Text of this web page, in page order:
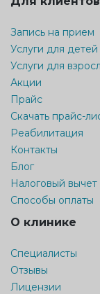
Запись на прием
Услуги для детей
Услуги для
Акции
Прайс
Скачать прайс-
Реабилитация
Контакты
Блог
Налоговый вычет
Способы оплаты
О клинике
Специалисты
Отзывы
Лицензии